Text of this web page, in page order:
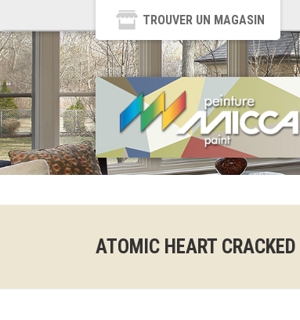
TROUVER UN MAGASIN
ATOMIC HEART